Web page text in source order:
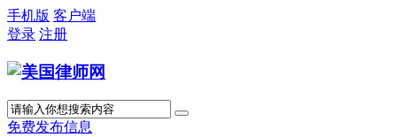
手机版 客户端
登录 注册
免费发布信息